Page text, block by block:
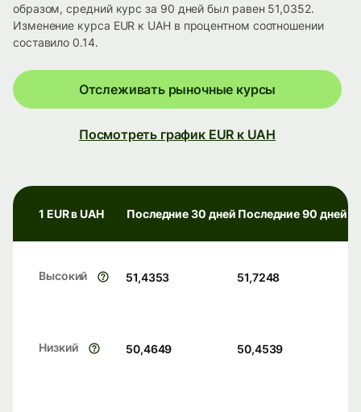
образом, средний курс за 90 дней был равен 51,0352.
Изменение курса EUR к UAH в процентном соотношении
составило 0.14.
Отслеживать рыночные курсы
Посмотреть график EUR к UAH
1 EUR в UAH Последние 30 дней Последние 90 дней
Высокий 51,4353 51,7248
Низкий 50,4649 50,4539